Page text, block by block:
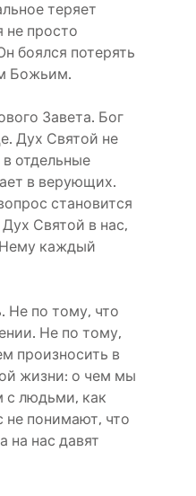
теряет
не просто
боялся потерять
Божьим.
Завета. Бог
Дух Святой не
в отдельные
в верующих.
становится
Святой в нас,
каждый
Не по тому, что
Не по тому,
произносить в
жизни: о чем мы
с людьми, как
не понимают, что
на нас давят